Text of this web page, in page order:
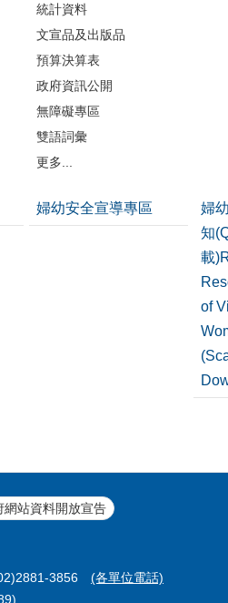
統計資料
文宣品及出版品
預算決算表
政府資訊公開
無障礙專區
雙語詞彙
更多...
婦幼安全宣導專區
婦
知
載
of
網站資料開放宣告
3856 (各單位電話)